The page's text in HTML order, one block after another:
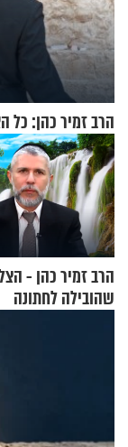
הרב זמיר כהן: כל
הרב זמיר כהן -
שהובילה לחתונה